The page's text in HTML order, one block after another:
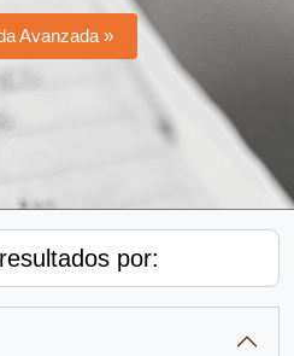
Avanzada »
por: